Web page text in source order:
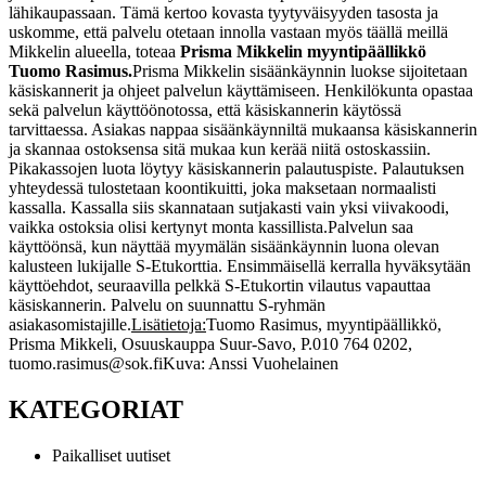
lähikaupassaan. Tämä kertoo kovasta tyytyväisyyden tasosta ja
uskomme, että palvelu otetaan innolla vastaan myös täällä meillä
Mikkelin alueella, toteaa Prisma Mikkelin myyntipäällikkö
Tuomo Rasimus.Prisma Mikkelin sisäänkäynnin luokse sijoitetaan
käsiskannerit ja ohjeet palvelun käyttämiseen. Henkilökunta opastaa
sekä palvelun käyttöönotossa, että käsiskannerin käytössä
tarvittaessa. Asiakas nappaa sisäänkäynniltä mukaansa käsiskannerin
ja skannaa ostoksensa sitä mukaa kun kerää niitä ostoskassiin.
Pikakassojen luota löytyy käsiskannerin palautuspiste. Palautuksen
yhteydessä tulostetaan koontikuitti, joka maksetaan normaalisti
kassalla. Kassalla siis skannataan sutjakasti vain yksi viivakoodi,
vaikka ostoksia olisi kertynyt monta kassillista.Palvelun saa
käyttöönsä, kun näyttää myymälän sisäänkäynnin luona olevan
kalusteen lukijalle S-Etukorttia. Ensimmäisellä kerralla hyväksytään
käyttöehdot, seuraavilla pelkkä S-Etukortin vilautus vapauttaa
käsiskannerin. Palvelu on suunnattu S-ryhmän
asiakasomistajille.Lisätietoja:Tuomo Rasimus, myyntipäällikkö,
Prisma Mikkeli, Osuuskauppa Suur-Savo, P.010 764 0202,
tuomo.rasimus@sok.fiKuva: Anssi Vuohelainen
KATEGORIAT
Paikalliset uutiset